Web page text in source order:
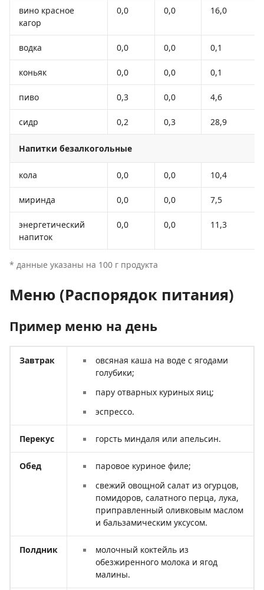
вино красное
кагор
0,0 0,0 16,0
водка 0,0 0,0 0,1
коньяк 0,0 0,0 0,1
пиво 0,3 0,0 4,6
сидр 0,2 0,3 28,9
Напитки безалкогольные
кола 0,0 0,0 10,4
миринда 0,0 0,0 7,5
энергетический
напиток
0,0 0,0 11,3
* данные указаны на 100 г продукта
Меню (Распорядок питания)
Пример меню на день
Завтрак
овсяная каша на воде с ягодами
голубики;
пару отварных куриных яиц;
эспрессо.
Перекус горсть миндаля или апельсин.
Обед
паровое куриное филе;
свежий овощной салат из огурцов,
помидоров, салатного перца, лука,
приправленный оливковым маслом
и бальзамическим уксусом.
Полдник
молочный коктейль из
обезжиренного молока и ягод
малины.